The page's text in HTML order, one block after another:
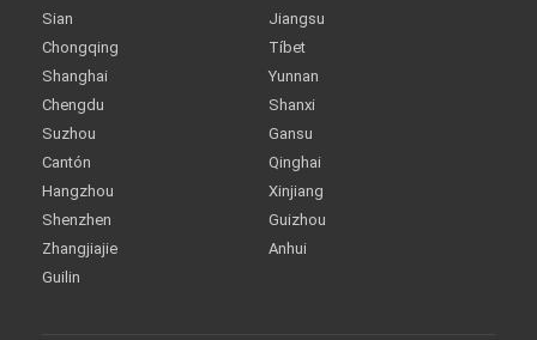
Sian
Chongqing
Shanghai
Chengdu
Suzhou
Cantón
Hangzhou
Shenzhen
Zhangjiajie
Guilin
Jiangsu
Tíbet
Yunnan
Shanxi
Gansu
Qinghai
Xinjiang
Guizhou
Anhui